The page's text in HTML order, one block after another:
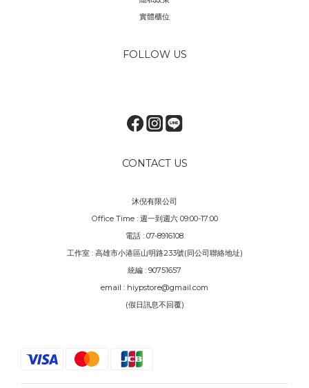
實體櫃位
FOLLOW US
CONTACT US
沐倪有限公司
Office Time : 週一到週六 09:00-17:00
電話 : 07-8916108
工作室 : 高雄市小港區山明路233號(同公司聯絡地址)
統編 : 90751657
email : hiypstore@gmail.com
(假日訊息不回覆)